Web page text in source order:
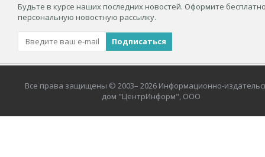
Будьте в курсе наших последних новостей. Оформите
персональную новостную рассылку.
Все права защищены © 2003– 2026 Информационно-
дом "ЦентрИнформ", ООО